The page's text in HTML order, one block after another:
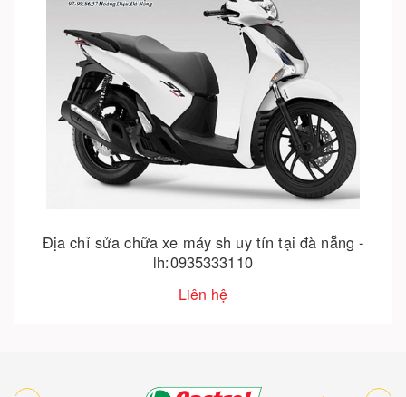
Địa chỉ sửa chữa xe máy sh uy tín tại đà nẵng -
lh:0935333110
Liên hệ